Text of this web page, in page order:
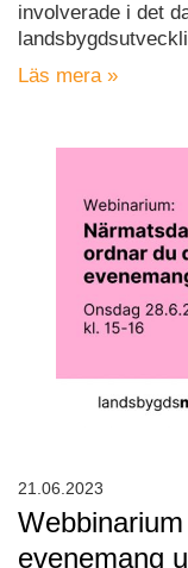
involverade i det
Läs mera »
evenemang
21.06.2023